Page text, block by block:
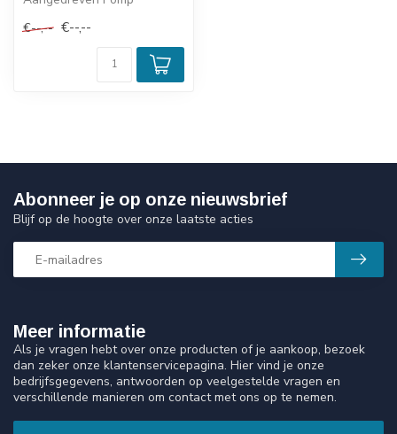
22kW
Skid model. Naked.
€--,-- €--,--
Meer informatie
Als je vragen hebt over onze producten of je aankoop, bezoek
dan zeker onze klantenservicepagina. Hier vind je onze
bedrijfsgegevens, antwoorden op veelgestelde vragen en
verschillende manieren om contact met ons op te nemen.
Abonneer je op onze nieuwsbrief
Blijf op de hoogte over onze laatste acties